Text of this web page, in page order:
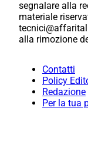
segnalare alla
materiale
alla rimozione
Contatti
Policy
Redazione
Per la tua